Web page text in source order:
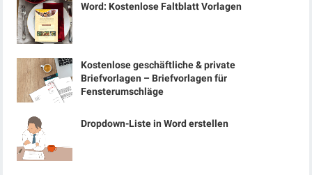
Word: Kostenlose Faltblatt Vorlagen
Kostenlose geschäftliche & private
Briefvorlagen – Briefvorlagen für
Fensterumschläge
Dropdown-Liste in Word erstellen